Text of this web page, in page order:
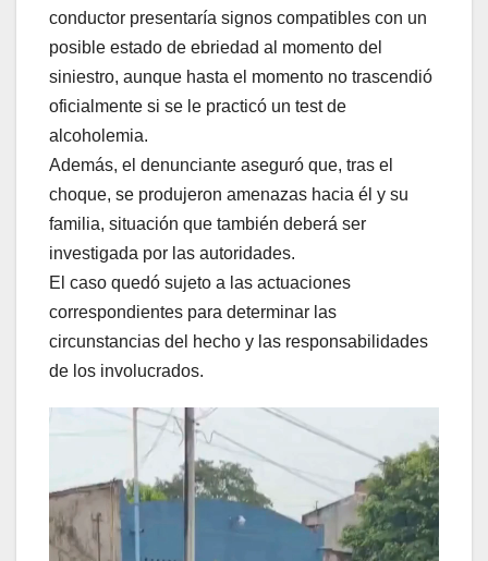
conductor presentaría signos compatibles con un
posible estado de ebriedad al momento del
siniestro, aunque hasta el momento no trascendió
oficialmente si se le practicó un test de
alcoholemia.
Además, el denunciante aseguró que, tras el
choque, se produjeron amenazas hacia él y su
familia, situación que también deberá ser
investigada por las autoridades.
El caso quedó sujeto a las actuaciones
correspondientes para determinar las
circunstancias del hecho y las responsabilidades
de los involucrados.